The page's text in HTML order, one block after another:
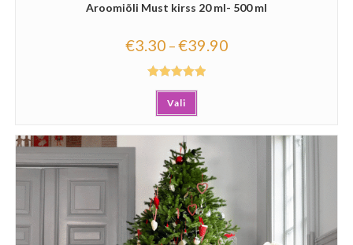
Aroomiõli Must kirss 20 ml- 500 ml
€3.30 –€39.90
Hinnanguga
5.00/ 5
Vali